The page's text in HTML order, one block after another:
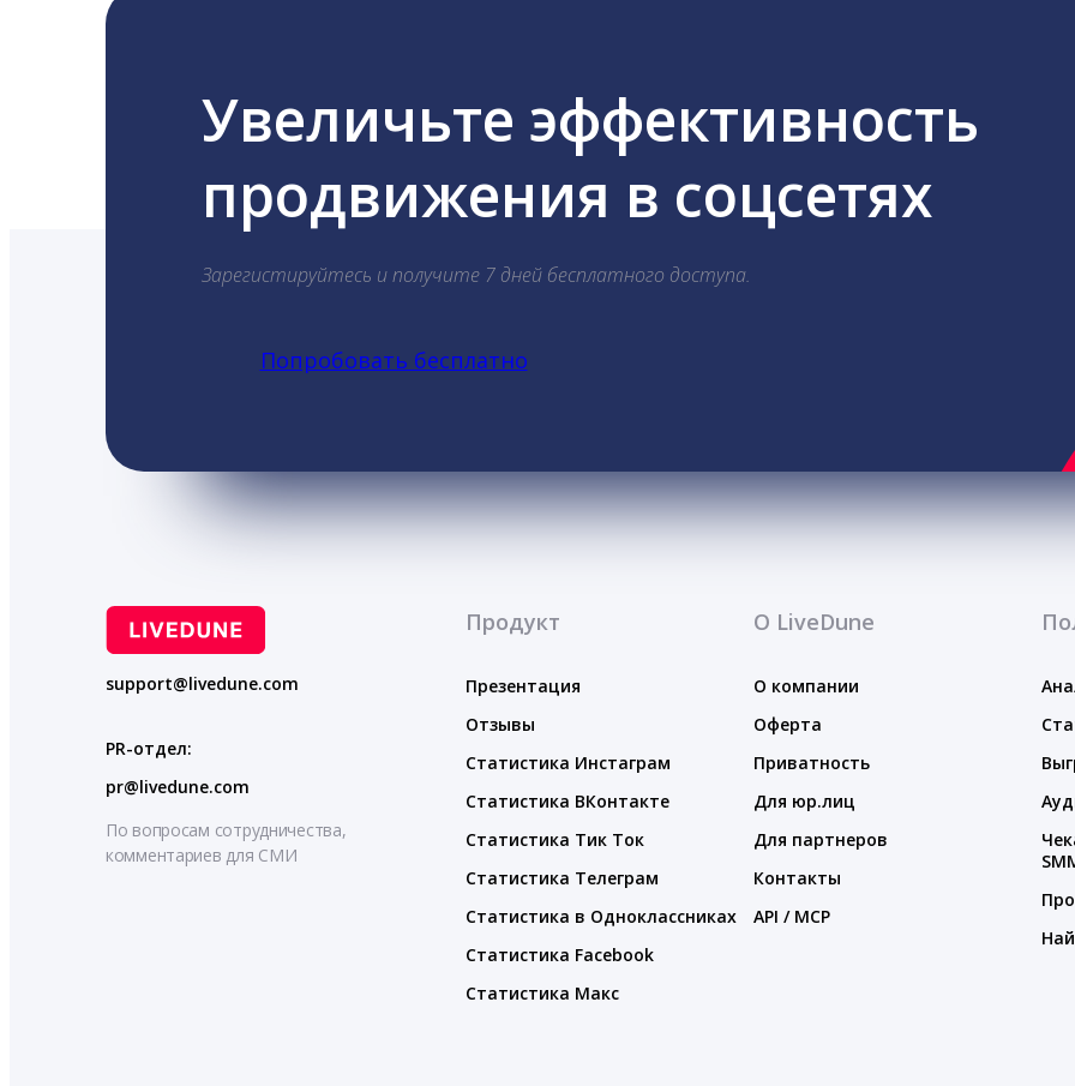
Увеличьте эффективность
продвижения в соцсетях
Зарегистируйтесь и получите 7 дней бесплатного доступа.
Попробовать бесплатно
support@livedune.com
PR-отдел:
pr@livedune.com
По вопросам сотрудничества,
комментариев для СМИ
Продукт
Презентация
Отзывы
Статистика Инстаграм
Статистика ВКонтакте
Статистика Тик Ток
Статистика Телеграм
Статистика в Одноклассниках
Статистика Facebook
Статистика Макс
О LiveDune
О компании
Оферта
Приватность
Для юр.лиц
Для партнеров
Контакты
API / MCP